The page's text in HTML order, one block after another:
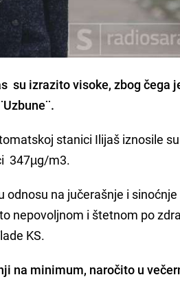
su izrazito visoke, zbog čega
stanici Ilijaš iznosile
347µg/m3.
na jučerašnje i
nepovoljnom i štetnom po
KS.
na minimum, naročito u